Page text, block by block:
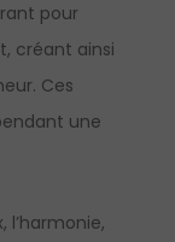
pour
créant ainsi
Ces
une
l’harmonie,